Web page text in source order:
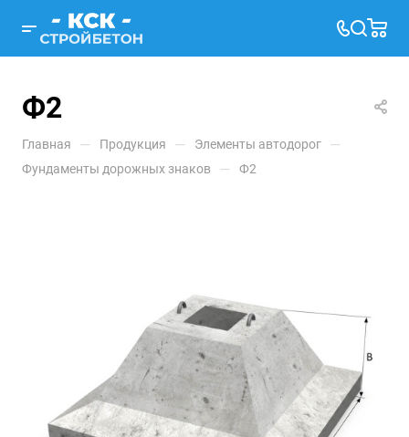
Ф2
Главная — Продукция — Элементы автодорог —
Фундаменты дорожных знаков — Ф2